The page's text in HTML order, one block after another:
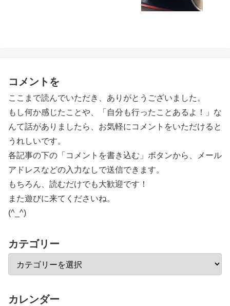
コメントを
ここまで読んでいただき、ありがとうございました。
もし何か感じたことや、「自分も行ったことあるよ！」な
んて話がありましたら、お気軽にコメントをいただけると
うれしいです。
各記事の下の「コメントを書き込む」ボタンから、メール
アドレスなどの入力なしで送信できます。
もちろん、読むだけでも大歓迎です！
また遊びに来てくださいね。
(^_^)
カテゴリー
カレンダー